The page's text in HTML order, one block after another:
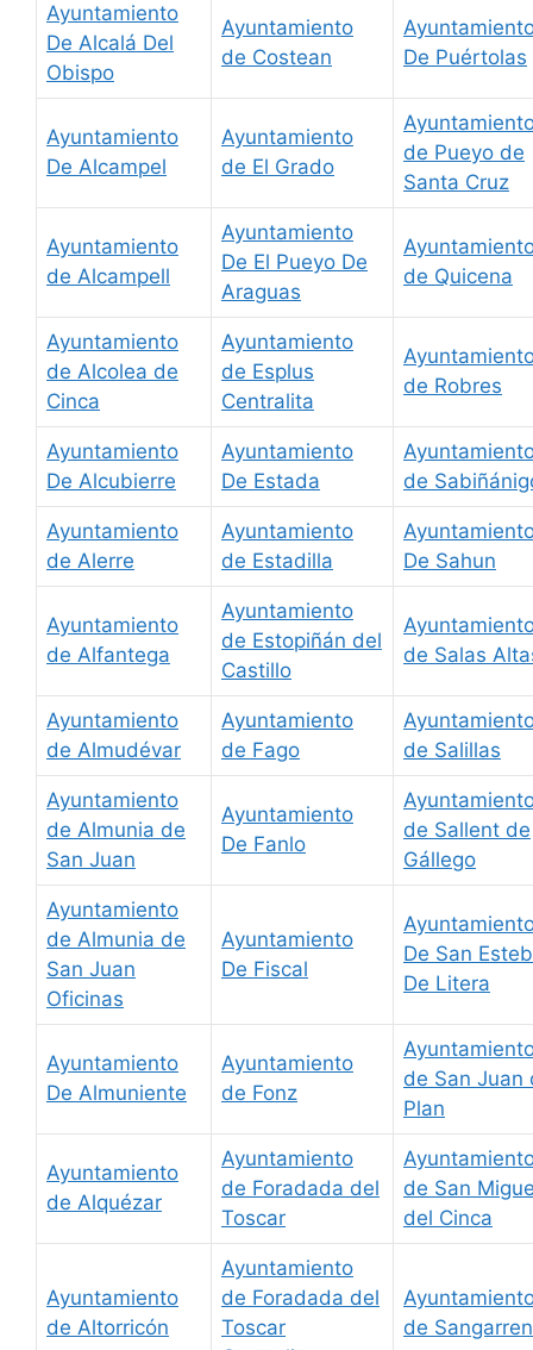
Ayuntamiento
De Alcalá Del
Obispo
Ayuntamiento
de Costean
De Puértolas
Ayuntamiento
De Alcampel
Ayuntamiento
de El Grado
de Pueyo de
Santa Cruz
Ayuntamiento
de Alcampell
Ayuntamiento
De El Pueyo De
Araguas
de Quicena
Ayuntamiento
de Alcolea de
Cinca
Ayuntamiento
de Esplus
Centralita
de Robres
Ayuntamiento
De Alcubierre
Ayuntamiento
De Estada
de
Ayuntamiento
de Alerre
Ayuntamiento
de Estadilla
De Sahun
Ayuntamiento
de Alfantega
Ayuntamiento
de Estopiñán del
Castillo
de Salas
Ayuntamiento
de Almudévar
Ayuntamiento
de Fago
de Salillas
Ayuntamiento
de Almunia de
San Juan
Ayuntamiento
De Fanlo
de Sallent de
Gállego
Ayuntamiento
de Almunia de
San Juan
Oficinas
Ayuntamiento
De Fiscal
De San
De Litera
Ayuntamiento
De Almuniente
Ayuntamiento
de Fonz
de San Juan
Plan
Ayuntamiento
de Alquézar
Ayuntamiento
de Foradada del
Toscar
de San
del Cinca
Ayuntamiento
de Altorricón
Ayuntamiento
de Foradada del
Toscar
de Sangarren